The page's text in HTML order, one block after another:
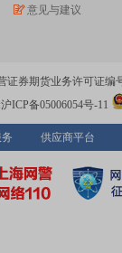
意见与建议
券期货业务许可证编
ICP备05006054号-11
供应商平台